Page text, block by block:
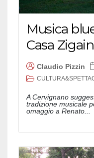
Musica
Casa
Claudio Pizzin
A Cervignano
tradizione musicale
omaggio a Renato...